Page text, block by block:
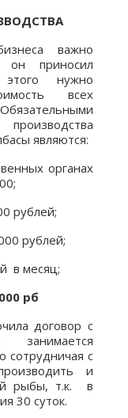
важно
он приносил
нужно
всех
являются:
органах
рублей;
рублей;
в месяц;
рб
договор с
сотрудничая с
и
рыбы, т.к. в
30 суток.